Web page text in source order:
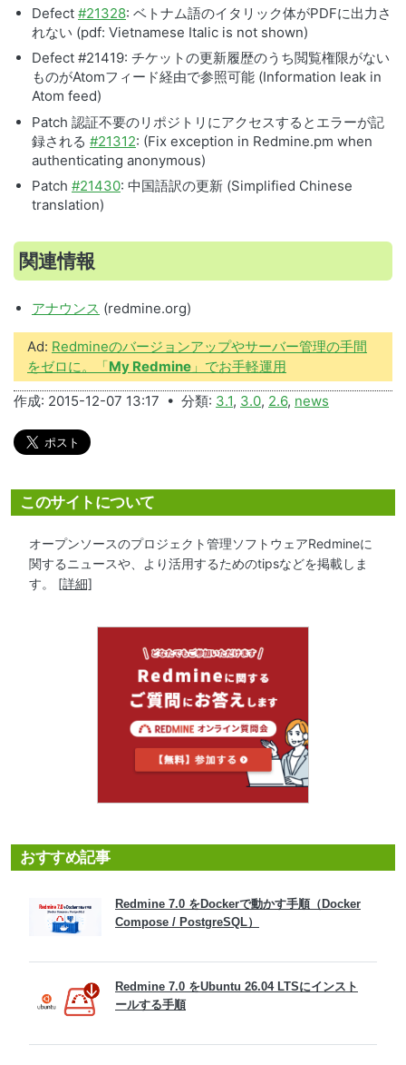
Defect #21328: ベトナム語のイタリック体がPDFに出力さ
れない (pdf: Vietnamese Italic is not shown)
Defect #21419: チケットの更新履歴のうち閲覧権限がない
ものがAtomフィード経由で参照可能 (Information leak in
Atom feed)
Patch 認証不要のリポジトリにアクセスするとエラーが記
録される #21312: (Fix exception in Redmine.pm when
authenticating anonymous)
Patch #21430: 中国語訳の更新 (Simplified Chinese
translation)
関連情報
アナウンス (redmine.org)
Ad: Redmineのバージョンアップやサーバー管理の手間
をゼロに。「My Redmine 」でお手軽運用
作成: 2015-12-07 13:17 • 分類: 3.1, 3.0, 2.6, news
このサイトについて
オープンソースのプロジェクト管理ソフトウェアRedmineに
関するニュースや、より活用するためのtipsなどを掲載しま
す。 [詳細]
おすすめ記事
Redmine 7.0 をDockerで動かす手順（Docker
Compose / PostgreSQL）
Redmine 7.0 をUbuntu 26.04 LTSにインスト
ールする手順